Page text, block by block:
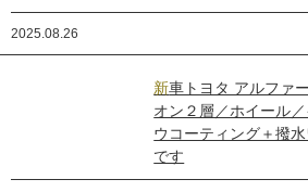
2025.08.26
新車トヨタ アルファード／セラミックプロイ
オン２層／ホイール
ウコーティング＋撥
です